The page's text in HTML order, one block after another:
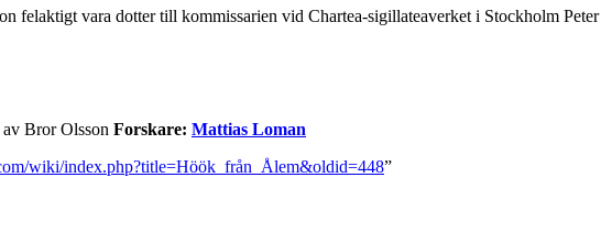
felaktigt vara dotter till kommissarien vid Chartea-sigillateaverket i Stockholm Peter
Bror Olsson Forskare: Mattias Loman
wiki/index.php?title=Höök_från_Ålem&oldid=448”